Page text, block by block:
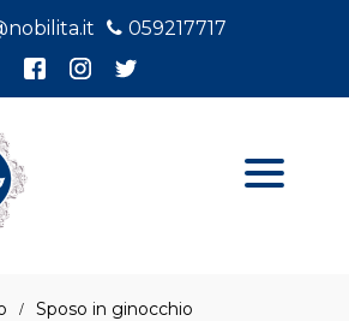
059217717
Sposo in ginocchio